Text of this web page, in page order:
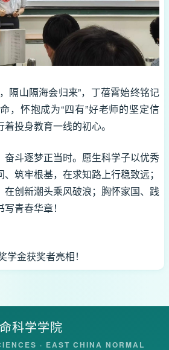
隔山隔海会归来”，丁蓓霄始终铭记
，怀抱成为“四有”好老师的坚定信
投身教育一线的初心。
奋斗逐梦正当时。愿生科学子以优秀
筑牢根基，在求知路上行稳致远；
在创新潮头乘风破浪；胸怀家国、践
青春华章！
金获奖者亮相！
科学学院
· EAST CHINA NORMAL